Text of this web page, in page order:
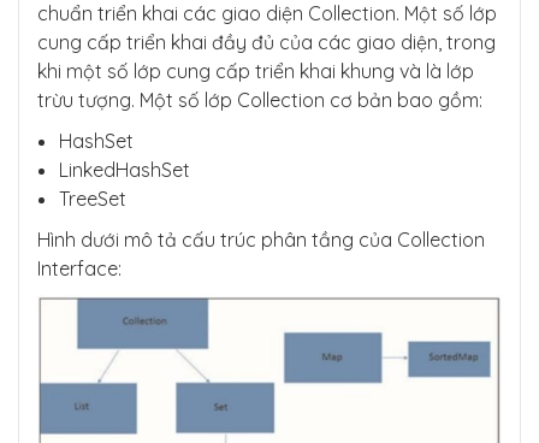
chuẩn triển khai các giao diện Collection. Một số lớp
cung cấp triển khai đầy đủ của các giao diện, trong
khi một số lớp cung cấp triển khai khung và là lớp
trừu tượng. Một số lớp Collection cơ bản bao gồm:
HashSet
LinkedHashSet
TreeSet
Hình dưới mô tả cấu trúc phân tầng của Collection
Interface: